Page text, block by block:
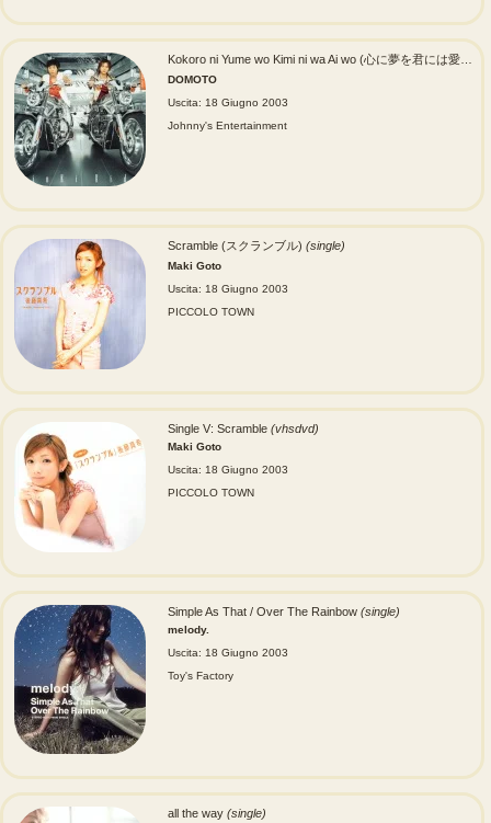
DOMOTO
Uscita: 18 Giugno 2003
Johnny's Entertainment
Scramble (スクランブル) (single)
Maki Goto
Uscita: 18 Giugno 2003
PICCOLO TOWN
Single V: Scramble (vhsdvd)
Maki Goto
Uscita: 18 Giugno 2003
PICCOLO TOWN
Simple As That / Over The Rainbow (single)
melody.
Uscita: 18 Giugno 2003
Toy's Factory
all the way (single)